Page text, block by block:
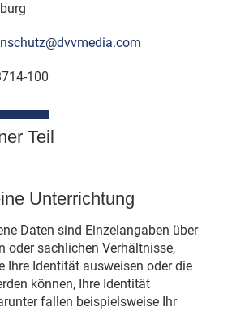
@dvvmedia.com
100
Teil
Unterrichtung
Daten sind Einzelangaben über
oder sachlichen Verhältnisse,
Ihre Identität ausweisen oder die
können, Ihre Identität
fallen beispielsweise Ihr